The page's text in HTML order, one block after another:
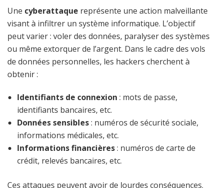
Une cyberattaque représente une action malveillante
visant à infiltrer un système informatique. L’objectif
peut varier : voler des données, paralyser des systèmes
ou même extorquer de l’argent. Dans le cadre des vols
de données personnelles, les hackers cherchent à
obtenir :
Identifiants de connexion : mots de passe,
identifiants bancaires, etc.
Données sensibles: numéros de sécurité sociale,
informations médicales, etc.
Informations financières: numéros de carte de
crédit, relevés bancaires, etc.
Ces attaques peuvent avoir de lourdes conséquences.